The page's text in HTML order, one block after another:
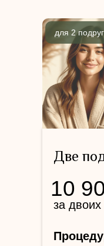
Две
за двоих
10
для 2 подруг